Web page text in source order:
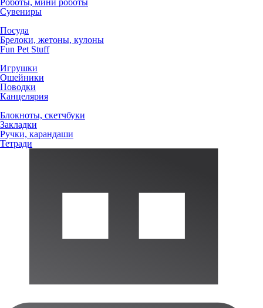
Роботы, мини роботы
Сувениры
Посуда
Брелоки, жетоны, кулоны
Fun Pet Stuff
Игрушки
Ошейники
Поводки
Канцелярия
Блокноты, скетчбуки
Закладки
Ручки, карандаши
Тетради